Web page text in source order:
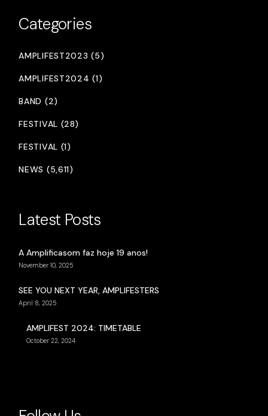
Categories
AMPLIFEST2023 (5)
AMPLIFEST2024 (1)
BAND (2)
FESTIVAL (28)
FESTIVAL (1)
NEWS (5,611)
Latest Posts
A Amplificasom faz hoje 19 anos!
November 10, 2025
SEE YOU NEXT YEAR, AMPLIFESTERS
April 8, 2025
AMPLIFEST 2024: TIMETABLE
October 22, 2024